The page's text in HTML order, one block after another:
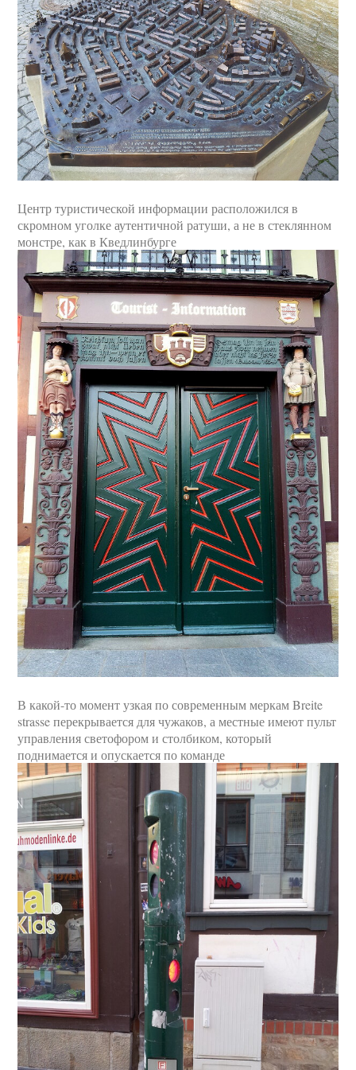
Центр туристической информации расположился в
скромном уголке аутентичной ратуши, а не в стеклянном
монстре, как в Кведлинбурге
В какой-то момент узкая по современным меркам Breite
strasse перекрывается для чужаков, а местные имеют пульт
управления светофором и столбиком, который
поднимается и опускается по команде